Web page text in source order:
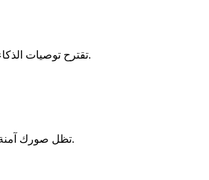
تقترح توصيات الذكاء الاصطناعي ظلالًا جذابة حسب لون البشرة والإضاءة. يزيل مولد المكياج بالذكاء الاصطناعي التخمين ويرفع كل صورة إلى مستوى احترافي.
تظل صورك آمنة من خلال النقل المشفر وسياسات الحذف التلقائي من الشركاء المدرجين. اختر مولد مكياج بالذكاء الاصطناعي يحترم الخصوصية والامتثال.